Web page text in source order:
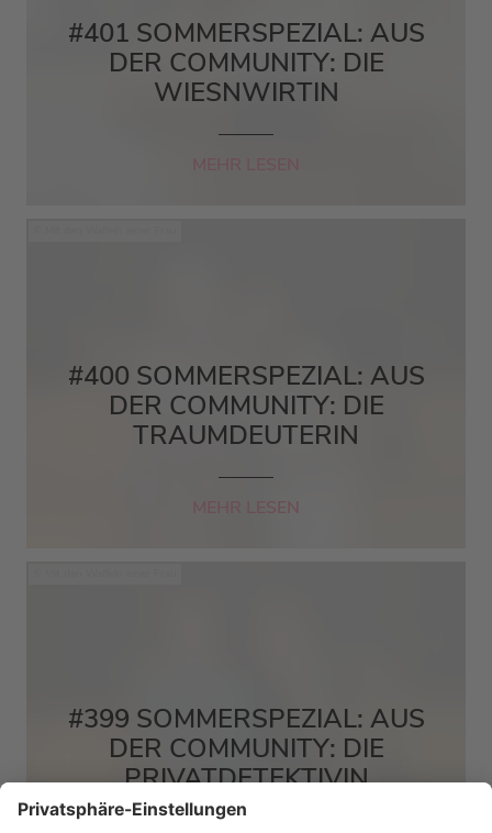
#401 SOMMERSPEZIAL: AUS
DER COMMUNITY: DIE
WIESNWIRTIN
MEHR LESEN
#400 SOMMERSPEZIAL: AUS
DER COMMUNITY: DIE
TRAUMDEUTERIN
MEHR LESEN
#399 SOMMERSPEZIAL: AUS
DER COMMUNITY: DIE
PRIVATDETEKTIVIN